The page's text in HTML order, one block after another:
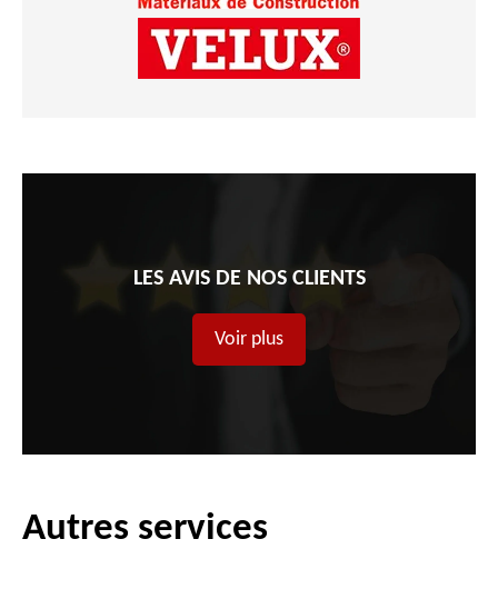
LES AVIS DE NOS CLIENTS
Voir plus
Autres services